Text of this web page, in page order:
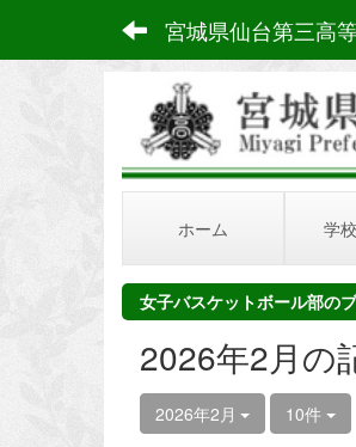
宮城県仙台第三高
ホーム 学
女子バスケットボール部のブ
2026年2月の
2026年2月 10件